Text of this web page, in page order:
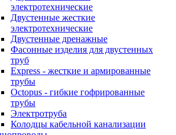
электротехнические
Двустенные жесткие
электротехнические
Двустенные дренажные
Фасонные изделия для двустенных
труб
Express - жесткие и армированные
трубы
Octopus - гибкие гофрированные
трубы
Электротруба
Колодцы кабельной канализации